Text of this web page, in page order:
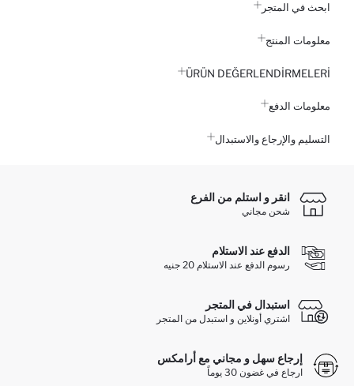
ابحث في المتجر
معلومات المنتج
ÜRÜN DEĞERLENDİRMELERİ
معلومات الدفع
التسليم والإرجاع والاستبدال
انقر و استلم من الفرع
شحن مجاني
الدفع عند الاستلام
رسوم الدفع عند الاستلام 20 جنيه
استبدال في المتجر
اشتري أونلاين و استبدل من المتجر
إرجاع سهل و مجاني مع أرامكس
ارجاع في غضون 30 يوماً